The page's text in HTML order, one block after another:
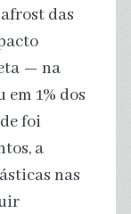
das
— na
1% dos
foi
a
nas